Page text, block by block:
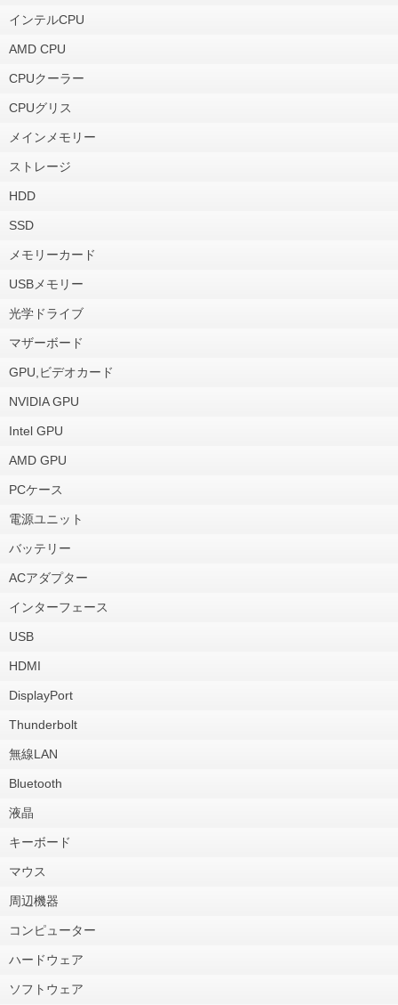
インテルCPU
AMD CPU
CPUクーラー
CPUグリス
メインメモリー
ストレージ
HDD
SSD
メモリーカード
USBメモリー
光学ドライブ
マザーボード
GPU,ビデオカード
NVIDIA GPU
Intel GPU
AMD GPU
PCケース
電源ユニット
バッテリー
ACアダプター
インターフェース
USB
HDMI
DisplayPort
Thunderbolt
無線LAN
Bluetooth
液晶
キーボード
マウス
周辺機器
コンピューター
ハードウェア
ソフトウェア